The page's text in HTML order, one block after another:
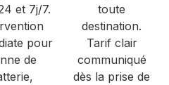
et 7j/7.
pour
de
toute
destination.
Tarif clair
communiqué
dès la prise de